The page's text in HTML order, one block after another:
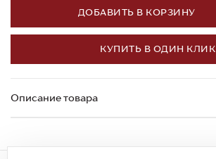
ДОБАВИТЬ В КОРЗИНУ
КУПИТЬ В ОДИН КЛИК
Описание товара